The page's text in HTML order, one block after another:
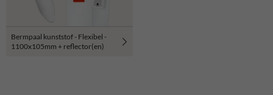
Bermpaal kunststof - Flexibel -
1100x105mm + reflector(en)